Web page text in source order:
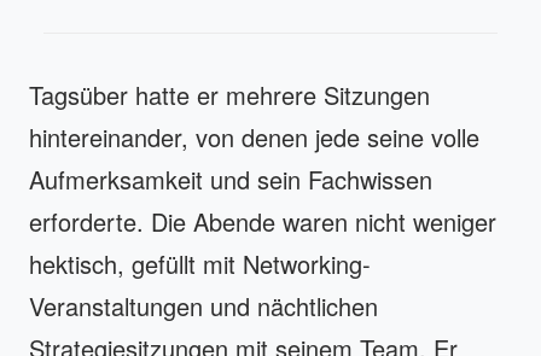
Tagsüber hatte er mehrere Sitzungen
hintereinander, von denen jede seine volle
Aufmerksamkeit und sein Fachwissen
erforderte. Die Abende waren nicht weniger
hektisch, gefüllt mit Networking-
Veranstaltungen und nächtlichen
Strategiesitzungen mit seinem Team. Er